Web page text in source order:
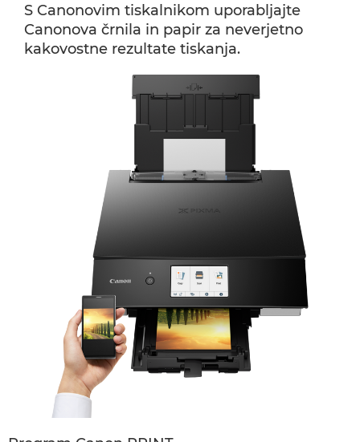
S Canonovim tiskalnikom uporabljajte
Canonova črnila in papir za neverjetno
kakovostne rezultate tiskanja.